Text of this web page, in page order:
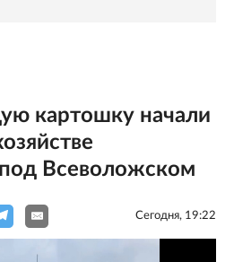
картошку начали
Всеволожском
Сегодня, 19:22